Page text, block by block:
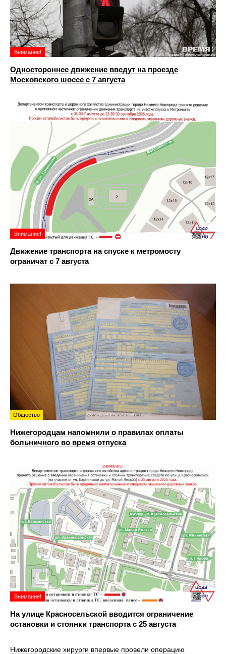
Внимание!
Одностороннее движение введут на проезде
Московского шоссе с 7 августа
Внимание!
Движение транспорта на спуске к метромосту
ограничат с 7 августа
Общество
Нижегородцам напомнили о правилах оплаты
больничного во время отпуска
Внимание!
На улице Красносельской вводится ограничение
остановки и стоянки транспорта с 25 августа
Нижегородские хирурги впервые провели операцию